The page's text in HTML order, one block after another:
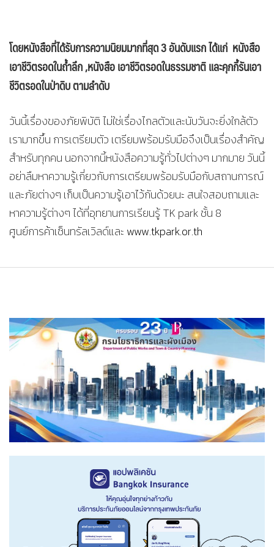
โดยหนังสือที่ได้รับการความนิยมมากที่สุด 3 อันดับแรก ได้แก่ หนังสือ
เอาชีวิตรอดในถ้ำลึก ,หนังสือ เอาชีวิตรอดในธรรมชาติ และคุกกี้รันเอา
ชีวิตรอดในป่าดิบ ตามลำดับ
วันนี้เรื่องของภัยพิบัติ ไม่ใช่เรื่องไกลตัวและนับวันจะยิ่งใกล้ตัว
เรามากขึ้น การเตรียมตัว เตรียมพร้อมรับมือจึงเป็นเรื่องสำคัญ
สำหรับทุกคน นอกจากนี้หนังสือความรู้ทั่วไปต่างๆ มากมาย วันนี้
อย่าลืมหาความรู้เกี่ยวกับการเตรียมพร้อมรับมือกับสถานการณ์
และภัยต่างๆ เก็บเป็นความรู้เอาไว้กันด้วยนะ สนใจสอบถามและ
หาความรู้ต่างๆ ได้ที่อุทยานการเรียนรู้ TK park ชั้น 8
ศูนย์การค้าเซ็นทรัลเวิลด์และ www.tkpark.or.th